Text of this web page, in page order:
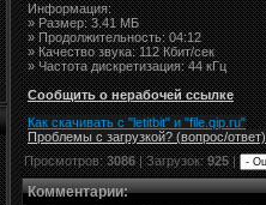
Информация:
»Размер:3.41 МБ
» Продолжительность: 04:12
» Качество звука: 112 Кбит/сек
» Частота дискретизация: 44 кГц
Сообщить о нерабочей ссылке
Как скачивать с "letitbit" и "file.qip.ru"
Проблемы с загрузкой? (вопрос/ответ)
Просмотров:3086| Загрузок:925|
Комментарии: